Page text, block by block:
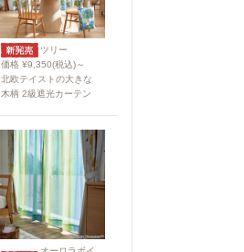
ツリー
価格 ¥9,350(税込)～
北欧テイストの大きな
木柄 2級遮光カーテン